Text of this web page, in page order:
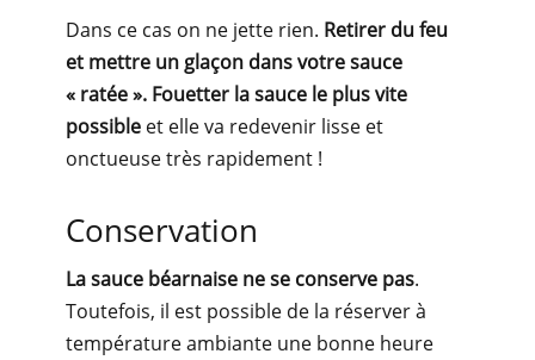
Dans ce cas on ne jette rien. Retirer du feu
et mettre un glaçon dans votre sauce
« ratée ». Fouetter la sauce le plus vite
possible et elle va redevenir lisse et
onctueuse très rapidement !
Conservation
La sauce béarnaise ne se conserve pas.
Toutefois, il est possible de la réserver à
température ambiante une bonne heure